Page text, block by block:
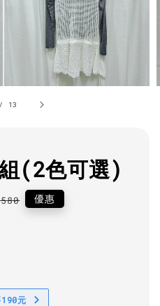
/ 13
(2色可選)
優惠
元